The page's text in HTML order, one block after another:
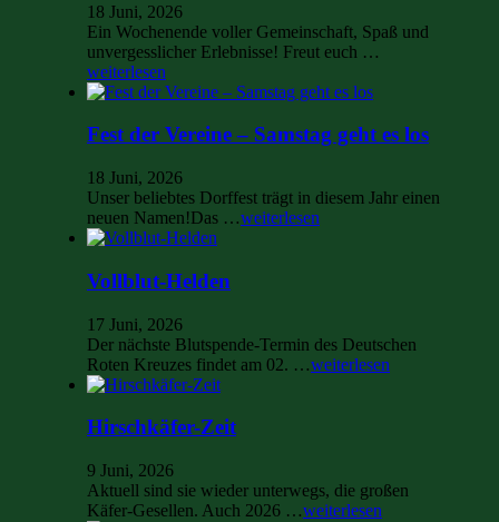
18 Juni, 2026
Ein Wochenende voller Gemeinschaft, Spaß und
unvergesslicher Erlebnisse! Freut euch …
weiterlesen
Fest der Vereine – Samstag geht es los
18 Juni, 2026
Unser beliebtes Dorffest trägt in diesem Jahr einen
neuen Namen!Das …weiterlesen
Vollblut-Helden
17 Juni, 2026
Der nächste Blutspende-Termin des Deutschen
Roten Kreuzes findet am 02. …weiterlesen
Hirschkäfer-Zeit
9 Juni, 2026
Aktuell sind sie wieder unterwegs, die großen
Käfer-Gesellen. Auch 2026 …weiterlesen